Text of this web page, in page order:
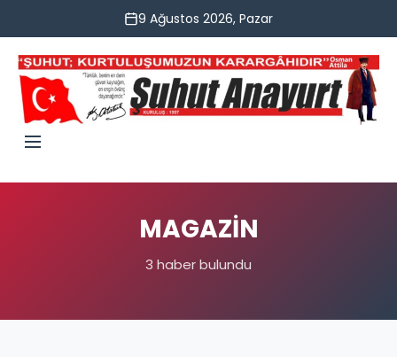
9 Ağustos 2026, Pazar
MAGAZİN
3 haber bulundu